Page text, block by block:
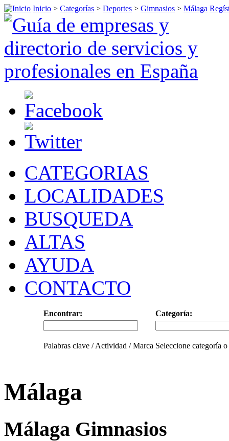
Inicio > Categorías > Deportes > Gimnasios > Málaga
CATEGORIAS
LOCALIDADES
BUSQUEDA
ALTAS
AYUDA
CONTACTO
Encontrar: Categoría:
Palabras clave / Actividad / Marca Seleccione categoría
Málaga
Málaga Gimnasios